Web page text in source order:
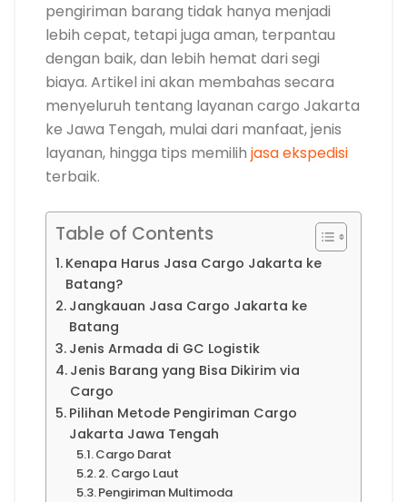
pengiriman barang tidak hanya menjadi
lebih cepat, tetapi juga aman, terpantau
dengan baik, dan lebih hemat dari segi
biaya. Artikel ini akan membahas secara
menyeluruh tentang layanan cargo Jakarta
ke Jawa Tengah, mulai dari manfaat, jenis
layanan, hingga tips memilih jasa ekspedisi
terbaik.
Table of Contents
Kenapa Harus Jasa Cargo Jakarta ke
Batang?
Jangkauan Jasa Cargo Jakarta ke
Batang
Jenis Armada di GC Logistik
Jenis Barang yang Bisa Dikirim via
Cargo
Pilihan Metode Pengiriman Cargo
Jakarta Jawa Tengah
Cargo Darat
2. Cargo Laut
Pengiriman Multimoda